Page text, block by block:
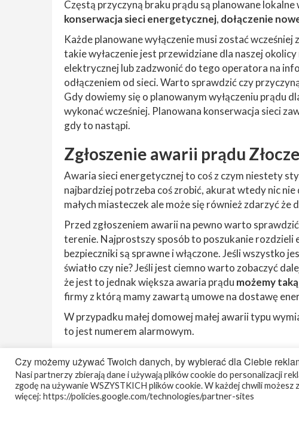
Częstą przyczyną braku prądu są planowane lokalne
konserwacja sieci energetycznej, dołączenie
Każde planowane wyłączenie musi zostać
takie wyłaczenie jest przewidziane dla naszej
elektrycznej lub zadzwonić do tego operatora na
odłączeniem od sieci. Warto sprawdzić czy
Gdy dowiemy się o planowanym wyłączeniu prądu
wykonać wcześniej. Planowana konserwacja sieci
gdy to nastąpi.
Zgłoszenie awarii prądu
Awaria sieci energetycznej to coś z czym niestety
najbardziej potrzeba coś zrobić, akurat wtedy nic
małych miasteczek ale może się również zdarzyć że
Przed zgłoszeniem awarii na pewno warto
terenie. Najprostszy sposób to poszukanie
bezpieczniki są sprawne i włączone. Jeśli wszystko
światło czy nie? Jeśli jest ciemno warto zobaczyć
że jest to jednak większa awaria prądu możemy
firmy z którą mamy zawartą umowe na dostawę
W przypadku małej domowej małej awarii typu
to jest numerem alarmowym.
Czy możemy używać Twoich danych, by wybierać dla Ciebie
Nasi partnerzy zbierają dane i używają plików cookie do personalizacji
zgodę na używanie WSZYSTKICH plików cookie. W każdej chwili
więcej: https://policies.google.com/technologies/partner-sites